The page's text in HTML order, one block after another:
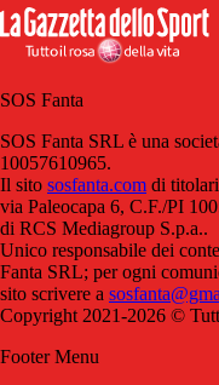
SOS Fanta
SOS Fanta SRL è una
10057610965.
Il sito sosfanta.com di
via Paleocapa 6, C.F./PI
di RCS Mediagroup S.p.a..
Unico responsabile dei
Fanta SRL; per ogni
sito scrivere a
Copyright 2021-2026 ©
Footer Menu